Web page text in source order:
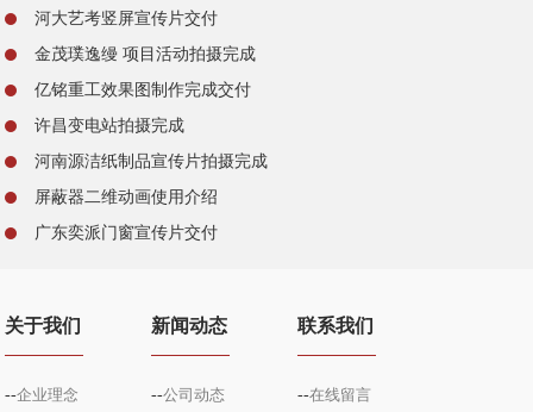
河大艺考竖屏宣传片交付
金茂璞逸缦 项目活动拍摄完成
亿铭重工效果图制作完成交付
许昌变电站拍摄完成
河南源洁纸制品宣传片拍摄完成
屏蔽器二维动画使用介绍
广东奕派门窗宣传片交付
关于我们
--企业理念
新闻动态
--公司动态
联系我们
--在线留言